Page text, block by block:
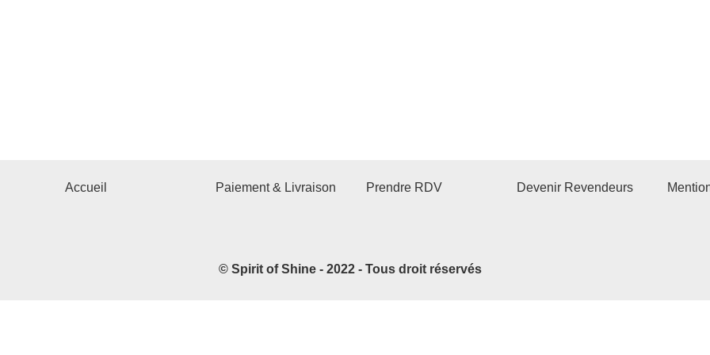
Accueil Paiement & Livraison Prendre RDV Devenir Revendeurs
© Spirit of Shine - 2022 - Tous droit réservés